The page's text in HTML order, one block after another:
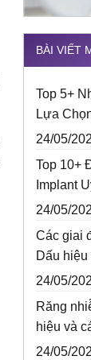
BÀI VIẾT
Top 5+
Lựa
24/05/
Top 10+
Implant
24/05/
Các giai
Dấu
24/05/
Răng
hiệu và
24/05/